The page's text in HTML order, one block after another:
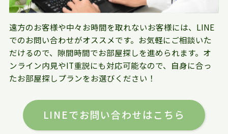
遠方のお客様や中々お時間を取れないお客様には、LINE
でのお問い合わせがオススメです。お気軽にご相談いた
だけるので、隙間時間でお部屋探しを進められます。オ
ンライン内見やIT重説にも対応可能なので、自身に合っ
たお部屋探しプランをお選びください！
LINEでお問い合わせはこちら